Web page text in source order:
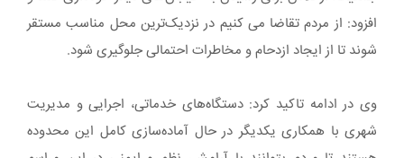
افزود: از مردم تقاضا می کنیم در نزدیک‌ترین محل مناسب مستقر
شوند تا از ایجاد ازدحام و مخاطرات احتمالی جلوگیری شود.
وی در ادامه تاکید کرد: دستگاه‌های خدماتی، اجرایی و مدیریت
شهری با همکاری یکدیگر در حال آماده‌سازی کامل این محدوده